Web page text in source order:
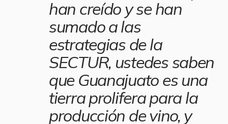
han creído y se han
sumado a las
estrategias de la
SECTUR, ustedes saben
que Guanajuato es una
tierra prolifera para la
producción de vino, y